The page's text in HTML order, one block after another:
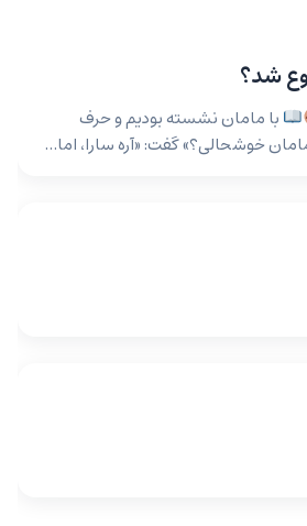
شد؟
با مامان نشسته بودیم و حرف
خوشحالی؟» گفت: «آره سارا، اما…